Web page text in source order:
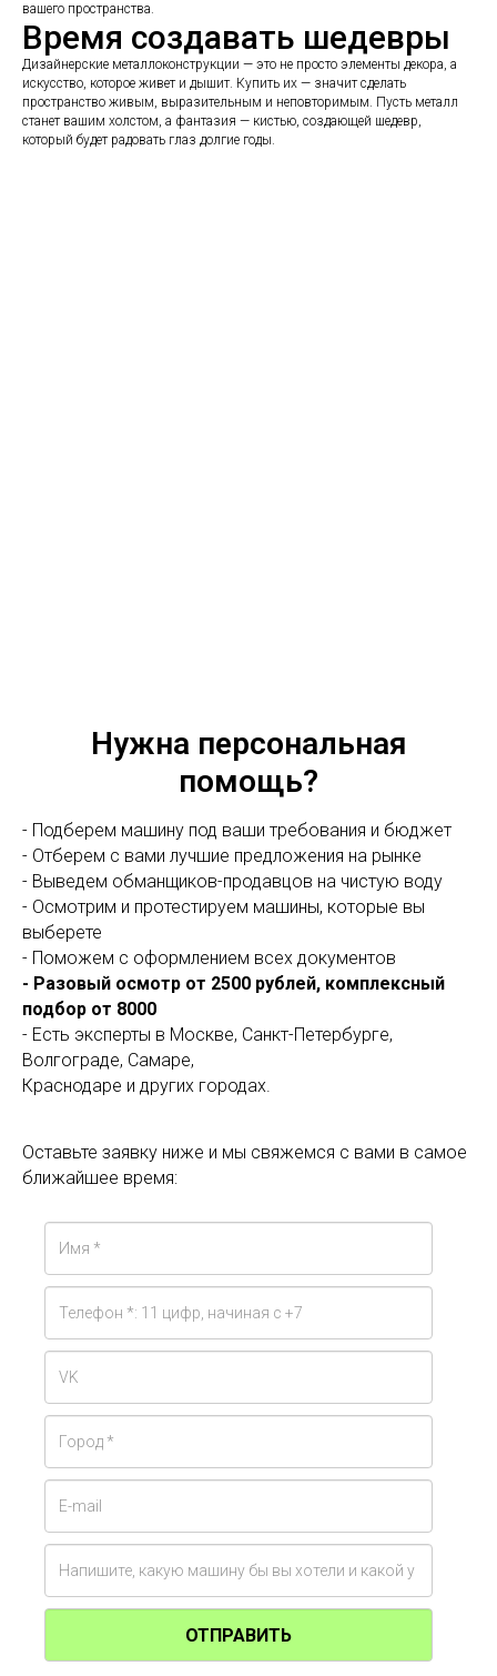
вашего пространства.
Время создавать шедевры
Дизайнерские металлоконструкции — это не просто элементы декора, а
искусство, которое живет и дышит. Купить их — значит сделать
пространство живым, выразительным и неповторимым. Пусть металл
станет вашим холстом, а фантазия — кистью, создающей шедевр,
который будет радовать глаз долгие годы.
Нужна персональная
помощь?
- Подберем машину под ваши требования и бюджет
- Отберем с вами лучшие предложения на рынке
- Выведем обманщиков-продавцов на чистую воду
- Осмотрим и протестируем машины, которые вы
выберете
- Поможем с оформлением всех документов
- Разовый осмотр от 2500 рублей, комплексный
подбор от 8000
- Есть эксперты в Москве, Санкт-Петербурге,
Волгограде, Самаре,
Краснодаре и других городах.
Оставьте заявку ниже и мы свяжемся с вами в самое
ближайшее время:
ОТПРАВИТЬ